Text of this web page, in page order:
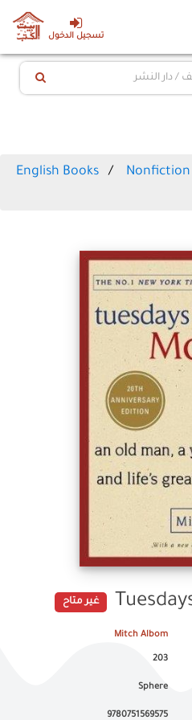
تسجيل الدخول
English Books Nonfiction
غير متاح
Mitch Albom
203
Sphere
9780751569575